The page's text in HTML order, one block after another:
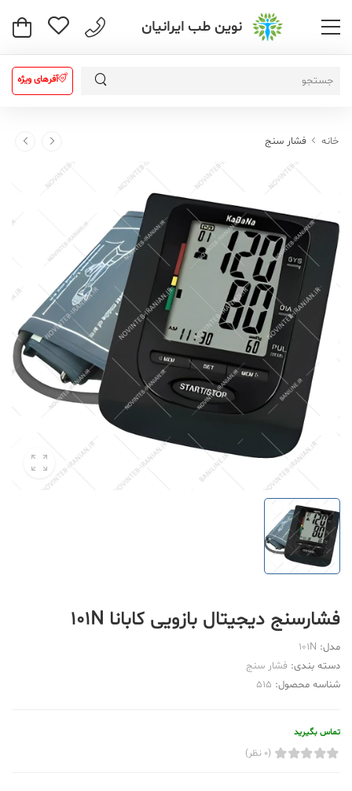
نوین طب ایرانیان
آفرهای ویژه
خانه فشار سنج
فشارسنج دیجیتال بازویی کابانا 101N
مدل: 101N
دسته بندی: فشار سنج
شناسه محصول: 515
تماس بگیرید
(0 نظر)